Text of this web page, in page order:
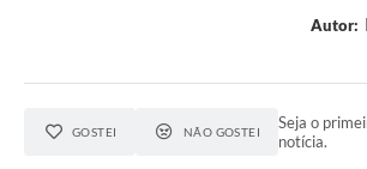
Autor:
GOSTEI NÃO GOSTEI
Seja o
notícia.